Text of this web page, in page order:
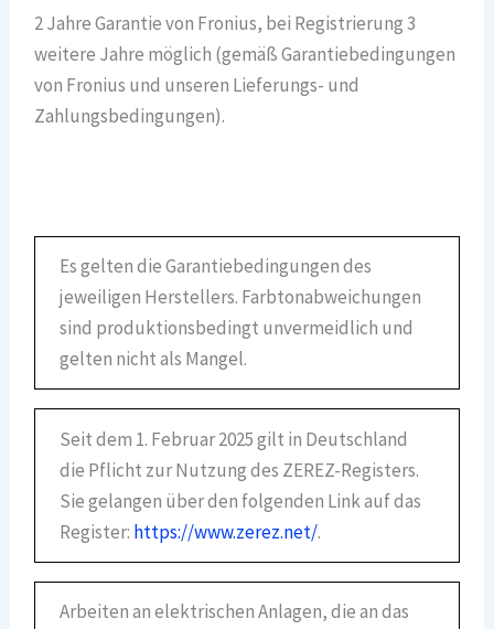
2 Jahre Garantie von Fronius, bei Registrierung 3
weitere Jahre möglich (gemäß Garantiebedingungen
von Fronius und unseren Lieferungs- und
Zahlungsbedingungen).
Es gelten die Garantiebedingungen des
jeweiligen Herstellers. Farbtonabweichungen
sind produktionsbedingt unvermeidlich und
gelten nicht als Mangel.
Seit dem 1. Februar 2025 gilt in Deutschland
die Pflicht zur Nutzung des ZEREZ-Registers.
Sie gelangen über den folgenden Link auf das
Register: https://www.zerez.net/.
Arbeiten an elektrischen Anlagen, die an das